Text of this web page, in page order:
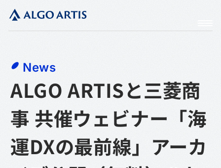
News
ALGO ARTISと三菱商
事 共催ウェビナー「海
運DXの最前線」アーカ